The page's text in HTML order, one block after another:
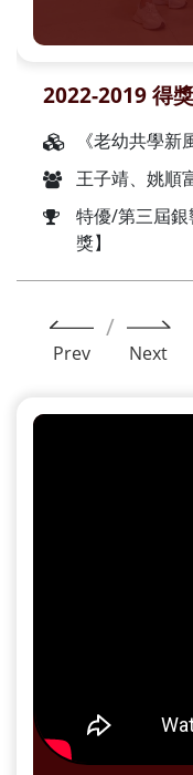
2022-2019 得
《老幼共學新
王子靖、姚順
特優/第三屆
獎】